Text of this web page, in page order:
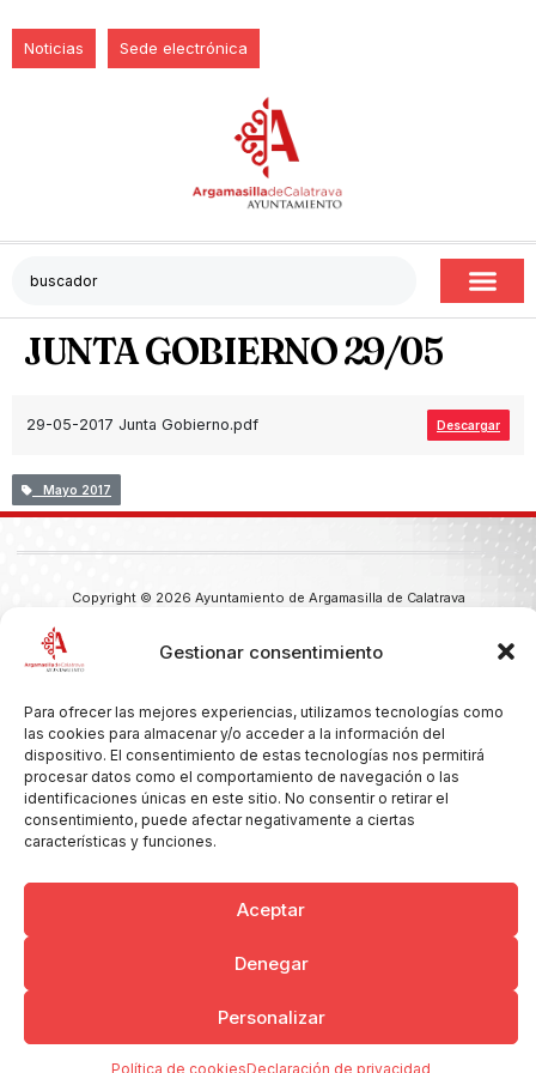
Gestionar consentimiento
Para ofrecer las mejores experiencias, utilizamos tecnologías como
las cookies para almacenar y/o acceder a la información del
dispositivo. El consentimiento de estas tecnologías nos permitirá
procesar datos como el comportamiento de navegación o las
identificaciones únicas en este sitio. No consentir o retirar el
consentimiento, puede afectar negativamente a ciertas
características y funciones.
Aceptar
Denegar
Personalizar
Política de cookiesDeclaración de privacidad
Noticias Sede electrónica
JUNTA GOBIERNO 29/05
29-05-2017 Junta Gobierno.pdf Descargar
Mayo 2017
Copyright © 2026 Ayuntamiento de Argamasilla de Calatrava